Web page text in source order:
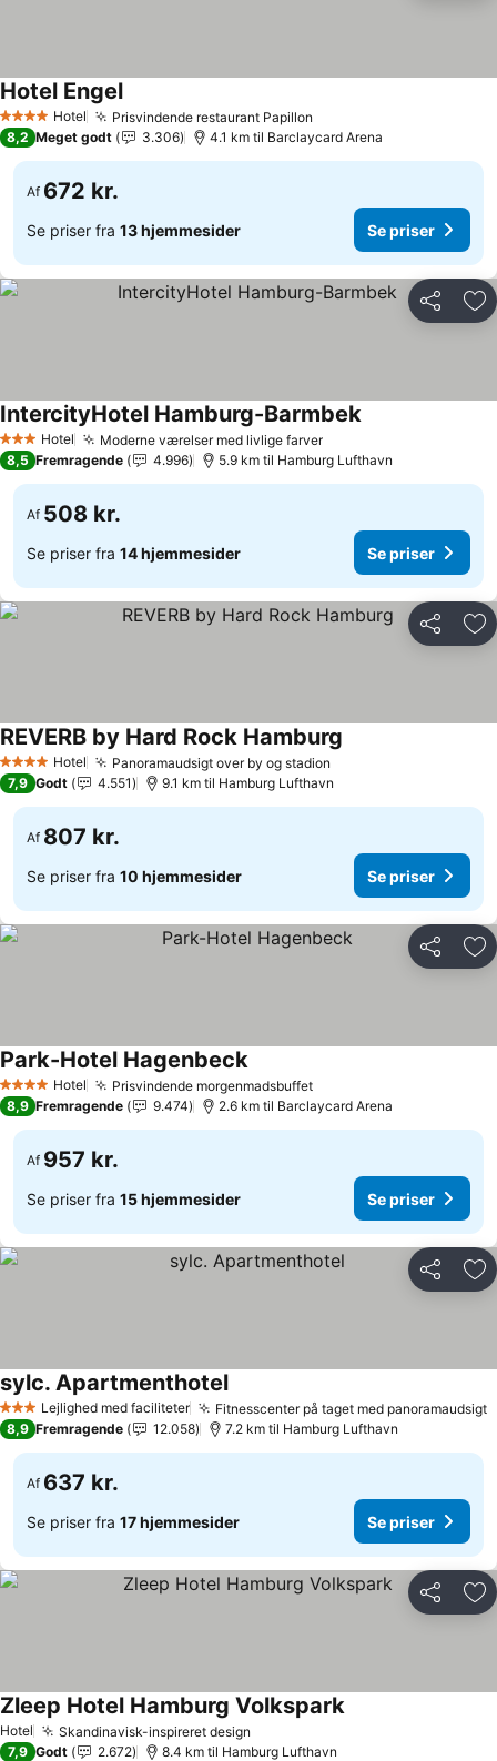
4 StjernerHotel Prisvindende restaurant Papillon
Hotel Engel
8,2 Meget godt 3.306 4.1 km til Barclaycard Arena
Af 672 kr.
Se priser fra 13 hjemmesider Se priser
Del
3 StjernerHotel Moderne værelser med livlige farver
IntercityHotel Hamburg-Barmbek
8,5 Fremragende 4.996 5.9 km til Hamburg Lufthavn
Af 508 kr.
Se priser fra 14 hjemmesider Se priser
Del
4 StjernerHotel Panoramaudsigt over by og stadion
REVERB by Hard Rock Hamburg
7,9 Godt 4.551 9.1 km til Hamburg Lufthavn
Af 807 kr.
Se priser fra 10 hjemmesider Se priser
Del
4 StjernerHotel Prisvindende morgenmadsbuffet
Park-Hotel Hagenbeck
8,9 Fremragende 9.474 2.6 km til Barclaycard Arena
Af 957 kr.
Se priser fra 15 hjemmesider Se priser
Del
3 StjernerLejlighed med faciliteter Fitnesscenter på taget med panoramaudsigt
sylc. Apartmenthotel
8,9 Fremragende 12.058 7.2 km til Hamburg Lufthavn
Af 637 kr.
Se priser fra 17 hjemmesider Se priser
Del
Hotel Skandinavisk-inspireret design
Zleep Hotel Hamburg Volkspark
7,9 Godt 2.672 8.4 km til Hamburg Lufthavn